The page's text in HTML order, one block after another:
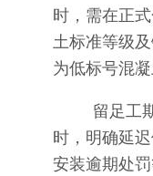
时，需在正
土标准等级
为低标号混
留足工
时，明确延
安装逾期处